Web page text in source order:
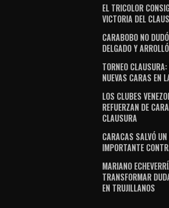
EL TRICOLOR
VICTORIA DEL
CARABOBO NO
DELGADO Y
TORNEO
NUEVAS CARAS EN
LOS CLUBES
REFUERZAN DE
CLAUSURA
CARACAS SALVÓ
IMPORTANTE
MARIANO
TRANSFORMAR
EN TRUJILLANOS